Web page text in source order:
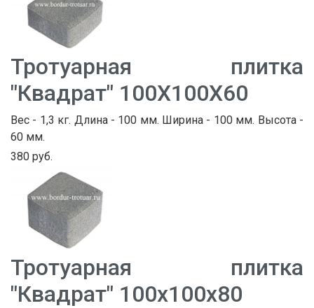
Тротуарная плитка
"Квадрат" 100Х100Х60
Вес - 1,3 кг. Длина - 100 мм. Ширина - 100 мм. Высота -
60 мм.
380 руб.
Тротуарная плитка
"Квадрат" 100х100х80